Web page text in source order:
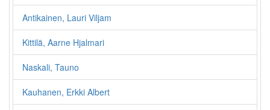
Antikainen, Lauri Viljam
Kittilä, Aarne Hjalmari
Naskali, Tauno
Kauhanen, Erkki Albert